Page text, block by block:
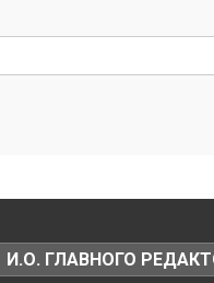
И.О. ГЛАВНОГО